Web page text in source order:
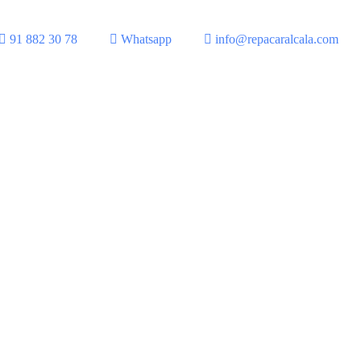
91 882 30 78 Whatsapp info@repacaralcala.com